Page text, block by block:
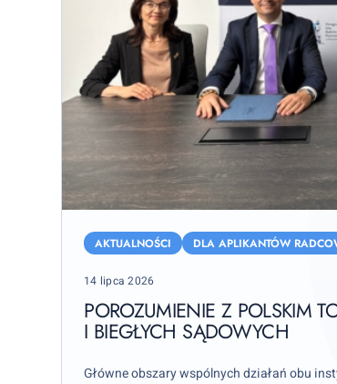
Towarzystwem
Ekspertów
Sądowych
AKTUALNOŚCI DLA APLIKANTÓW
Posted
14 lipca 2026
POROZUMIENIE Z POLSKIM
I BIEGŁYCH SĄDOWYCH
Główne obszary wspólnych działań obu